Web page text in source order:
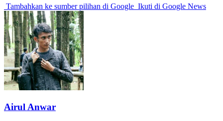
Tambahkan ke sumber pilihan di Google Ikuti di Google News
Airul Anwar